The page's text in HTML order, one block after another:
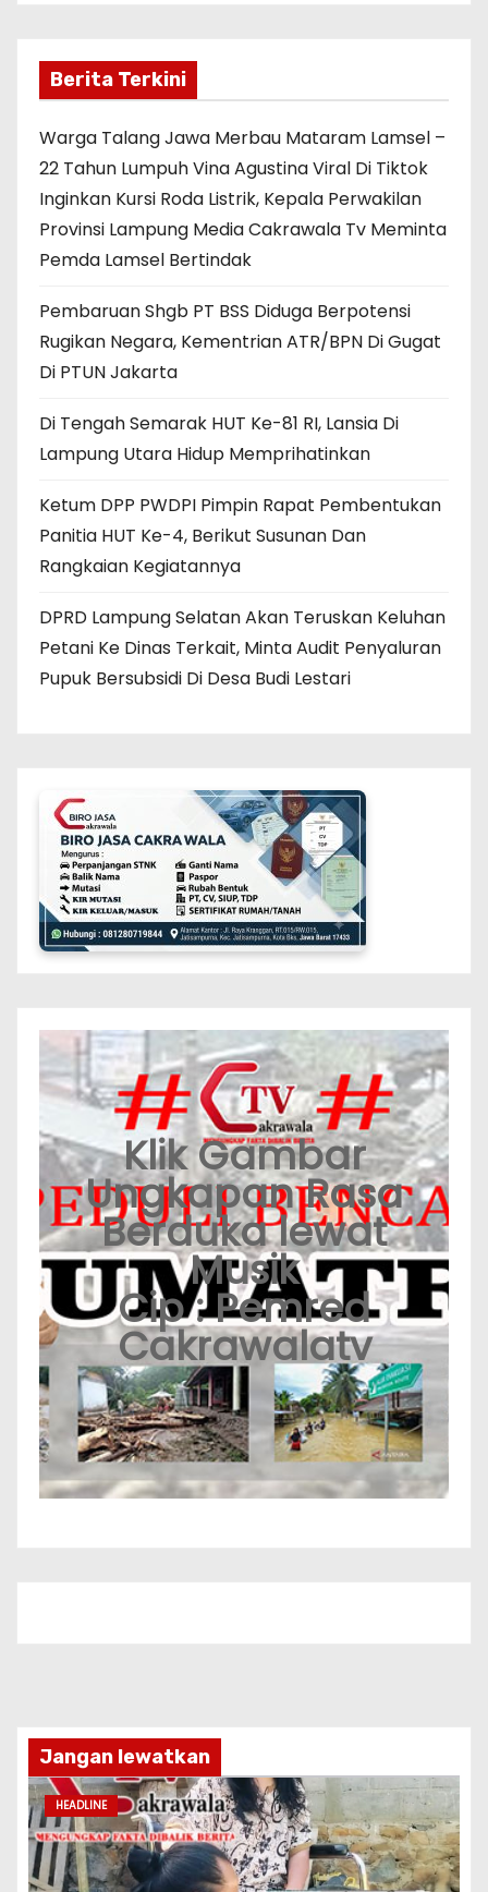
Berita Terkini
Warga Talang Jawa Merbau Mataram Lamsel –
22 Tahun Lumpuh Vina Agustina Viral Di Tiktok
Inginkan Kursi Roda Listrik, Kepala Perwakilan
Provinsi Lampung Media Cakrawala Tv Meminta
Pemda Lamsel Bertindak
Pembaruan Shgb PT BSS Diduga Berpotensi
Rugikan Negara, Kementrian ATR/BPN Di Gugat
Di PTUN Jakarta
Di Tengah Semarak HUT Ke-81 RI, Lansia Di
Lampung Utara Hidup Memprihatinkan
Ketum DPP PWDPI Pimpin Rapat Pembentukan
Panitia HUT Ke-4, Berikut Susunan Dan
Rangkaian Kegiatannya
DPRD Lampung Selatan Akan Teruskan Keluhan
Petani Ke Dinas Terkait, Minta Audit Penyaluran
Pupuk Bersubsidi Di Desa Budi Lestari
Klik Gambar
Ungkapan Rasa
Berduka lewat
Musik
Cip : Pemred
Cakrawalatv
Jangan lewatkan
HEADLINE